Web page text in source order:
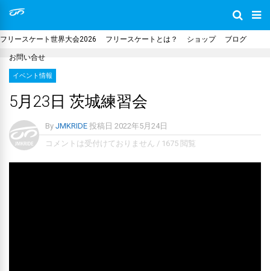
フリースケート世界大会2026 フリースケートとは？ ショップ ブログ
お問い合せ
イベント情報
5月23日 茨城練習会
By JMKRIDE 投稿日 2022年5月24日
コメントは受付けておりません / 1675 閲覧